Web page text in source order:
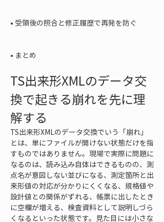
• 受領後の照合と修正履歴で再発を防ぐ
• まとめ
TS出来形XMLのデータ交
換で起きる崩れを先に理
解する
TS出来形XMLのデータ交換でいう「崩れ」
とは、単にファイルが開けない状態だけを指
すものではありません。現場で実際に問題に
なるのは、読み込み自体はできるものの、測
点名が意図しない並びになる、測定箇所と出
来形値の対応が分かりにくくなる、規格値や
設計値との関係がずれる、帳票に出したとき
に空欄が増える、検査資料として説明しづら
くなるといった状態です。見た目には小さな